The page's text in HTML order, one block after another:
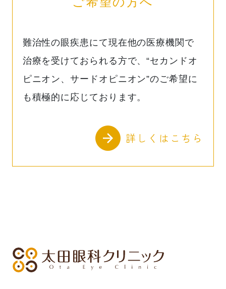
難治性の眼疾患にて現在他の医療機関で
治療を受けておられる方で、“セカンドオ
ピニオン、サードオピニオン”のご希望に
も積極的に応じております。
詳しくはこちら